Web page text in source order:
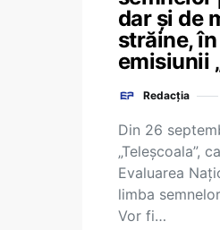
dar și de
străine,
emisiunii
Redacția
Din 26
„Teleșcoala”,
Evaluarea
limba
Vor fi…